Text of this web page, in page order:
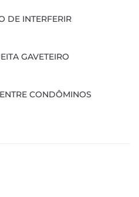
DE INTERFERIR
GAVETEIRO
CONDÔMINOS